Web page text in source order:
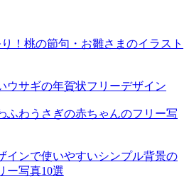
！桃の節句・お雛さまのイラスト
ウサギの年賀状フリーデザイン
ふわうさぎの赤ちゃんのフリー写
インで使いやすいシンプル背景の
ー写真10選